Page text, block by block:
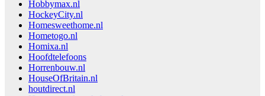
Hobbymax.nl
HockeyCity.nl
Homesweethome.nl
Hometogo.nl
Homixa.nl
Hoofdtelefoons
Horrenbouw.nl
HouseOfBritain.nl
houtdirect.nl